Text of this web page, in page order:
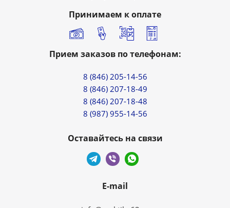
Принимаем к оплате
Прием заказов по телефонам:
8 (846) 205-14-56
8 (846) 207-18-49
8 (846) 207-18-48
8 (987) 955-14-56
Оставайтесь на связи
E-mail